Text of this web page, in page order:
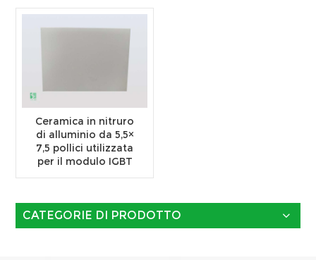
Ceramica in nitruro
di alluminio da 5,5×
7,5 pollici utilizzata
per il modulo IGBT
CATEGORIE DI PRODOTTO